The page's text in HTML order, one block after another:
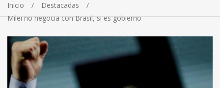
Inicio
Destacadas
Milei no negocia con Brasil, si es gobierno